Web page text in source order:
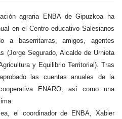
agraria ENBA de Gipuzkoa ha
en el Centro educativo Salesianos
a baserritarras, amigos, agentes
(Jorge Segurado, Alcalde de Urnieta
y Equilibrio Territorial). Tras
las cuentas anuales de la
ENARO, así como una
el coordinador de ENBA, Xabier